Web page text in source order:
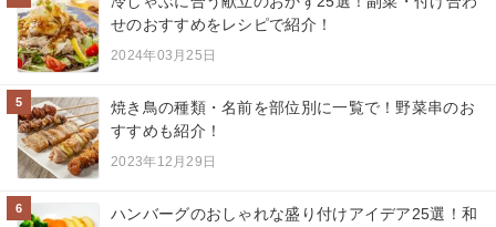
せのおすすめをレシピで紹介！
2024年03月25日
5
焼き鳥の種類・名前を部位別に一覧で！野菜串のお
すすめも紹介！
2023年12月29日
6
ハンバーグのおしゃれな盛り付けアイデア25選！和